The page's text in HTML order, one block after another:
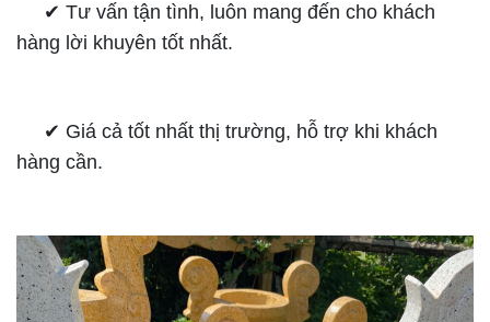
✔︎ Tư vấn tận tình, luôn mang đến cho khách
hàng lời khuyên tốt nhất.
✔︎ Giá cả tốt nhất thị trường, hỗ trợ khi khách
hàng cần.